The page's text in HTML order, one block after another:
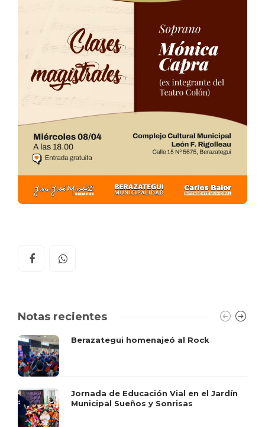
Notas recientes
Berazategui homenajeó al Rock
Jornada de Educación Vial en el Jardín
Municipal Sueños y Sonrisas